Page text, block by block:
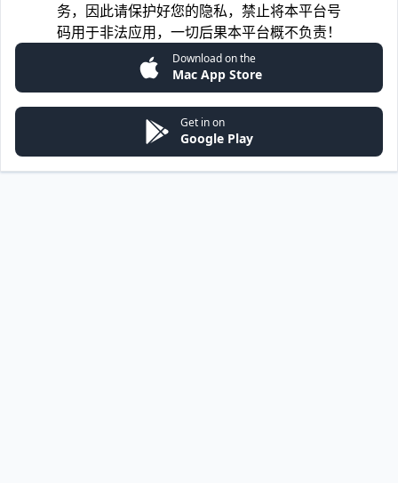
务，因此请保护好您的隐私，禁止将本平台号
码用于非法应用，一切后果本平台概不负责！
Download on the
Mac App Store
Get in on
Google Play